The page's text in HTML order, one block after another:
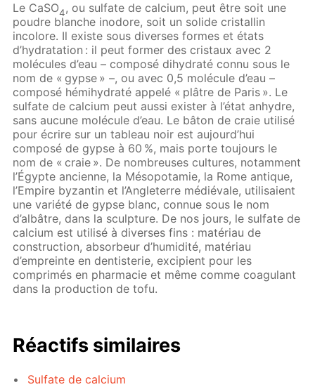
Le CaSO4, ou sulfate de calcium, peut être soit une
poudre blanche inodore, soit un solide cristallin
incolore. Il existe sous diverses formes et états
d’hydratation : il peut former des cristaux avec 2
molécules d’eau – composé dihydraté connu sous le
nom de « gypse » –, ou avec 0,5 molécule d’eau –
composé hémihydraté appelé « plâtre de Paris ». Le
sulfate de calcium peut aussi exister à l’état anhydre,
sans aucune molécule d’eau. Le bâton de craie utilisé
pour écrire sur un tableau noir est aujourd’hui
composé de gypse à 60 %, mais porte toujours le
nom de « craie ». De nombreuses cultures, notamment
l’Égypte ancienne, la Mésopotamie, la Rome antique,
l’Empire byzantin et l’Angleterre médiévale, utilisaient
une variété de gypse blanc, connue sous le nom
d’albâtre, dans la sculpture. De nos jours, le sulfate de
calcium est utilisé à diverses fins : matériau de
construction, absorbeur d’humidité, matériau
d’empreinte en dentisterie, excipient pour les
comprimés en pharmacie et même comme coagulant
dans la production de tofu.
Réactifs similaires
Sulfate de calcium